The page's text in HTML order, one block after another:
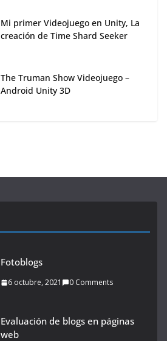
Mi primer Videojuego en Unity, La
creación de Time Shard Seeker
The Truman Show Videojuego –
Android Unity 3D
Fotoblogs
6 octubre, 2021 0 Comments
Evaluación de blogs en páginas
web